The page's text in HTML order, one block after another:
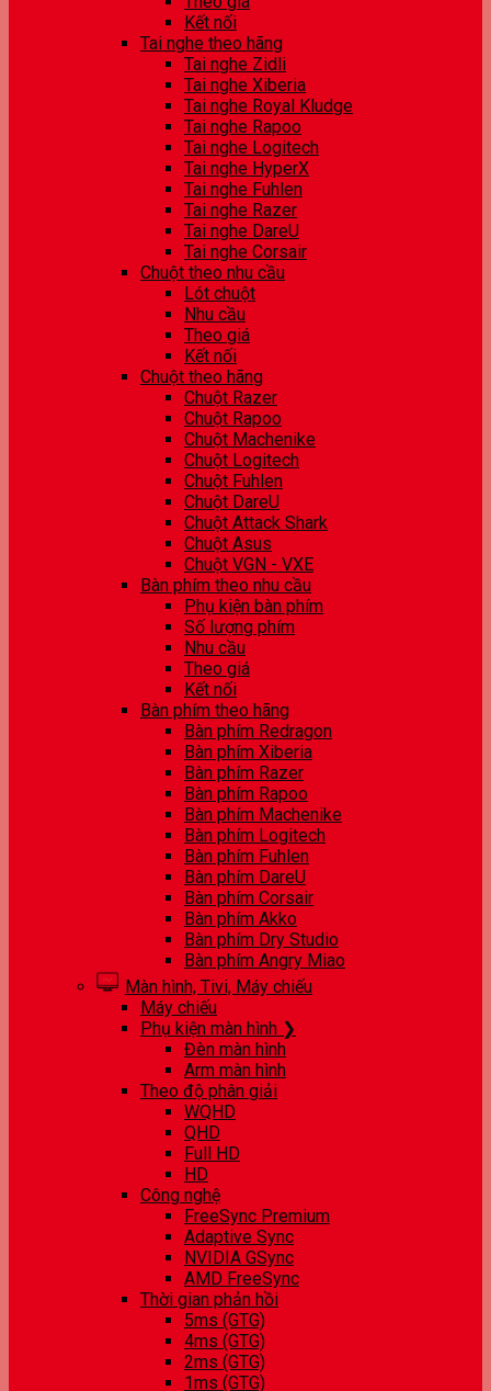
Kết nối
Tai nghe theo hãng
Tai nghe Zidli
Tai nghe Xiberia
Tai nghe Royal Kludge
Tai nghe Rapoo
Tai nghe Logitech
Tai nghe HyperX
Tai nghe Fuhlen
Tai nghe Razer
Tai nghe DareU
Tai nghe Corsair
Chuột theo nhu cầu
Lót chuột
Nhu cầu
Theo giá
Kết nối
Chuột theo hãng
Chuột Razer
Chuột Rapoo
Chuột Machenike
Chuột Logitech
Chuột Fuhlen
Chuột DareU
Chuột Attack Shark
Chuột Asus
Chuột VGN - VXE
Bàn phím theo nhu cầu
Phụ kiện bàn phím
Số lượng phím
Nhu cầu
Theo giá
Kết nối
Bàn phím theo hãng
Bàn phím Redragon
Bàn phím Xiberia
Bàn phím Razer
Bàn phím Rapoo
Bàn phím Machenike
Bàn phím Logitech
Bàn phím Fuhlen
Bàn phím DareU
Bàn phím Corsair
Bàn phím Akko
Bàn phím Dry Studio
Bàn phím Angry Miao
Màn hình, Tivi, Máy chiếu
Máy chiếu
Phụ kiện màn hình ❯
Đèn màn hình
Arm màn hình
Theo độ phân giải
WQHD
QHD
Full HD
HD
Công nghệ
FreeSync Premium
Adaptive Sync
NVIDIA GSync
AMD FreeSync
Thời gian phản hồi
5ms (GTG)
4ms (GTG)
2ms (GTG)
1ms (GTG)